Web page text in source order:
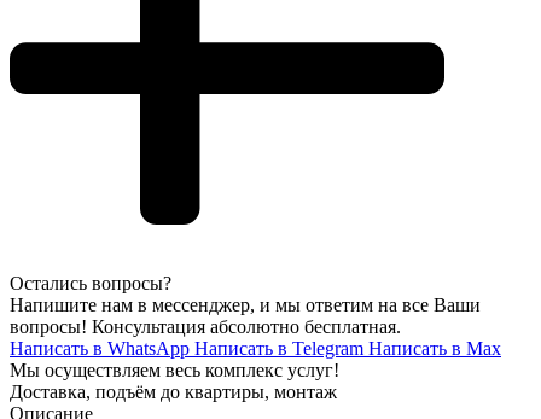
Остались вопросы?
Напишите нам в мессенджер, и мы ответим на все Ваши
вопросы! Консультация абсолютно бесплатная.
Написать в WhatsApp Написать в Telegram Написать в Max
Мы осуществляем весь комплекс услуг!
Доставка, подъём до квартиры, монтаж
Описание